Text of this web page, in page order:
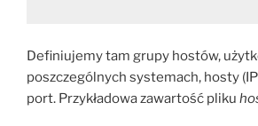
Definiujemy tam grupy hostów,
poszczególnych systemach, hosty
port. Przykładowa zawartość pliku